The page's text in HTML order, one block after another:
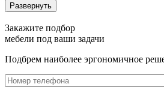
Развернуть
Закажите подбор
мебели под ваши задачи
Подбрем наиболее эргономичное